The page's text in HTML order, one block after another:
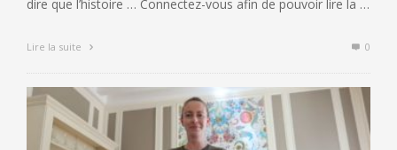
dire que l’histoire … Connectez-vous afin de pouvoir lire la …
Lire la suite 0